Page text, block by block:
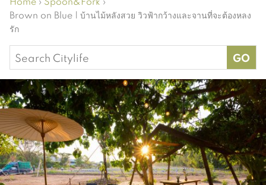
Brown on Blue | บ้านไม้หลังสวย วิวฟ้ากว้างและจานที่จะต้องหลง
รัก
Search
for: